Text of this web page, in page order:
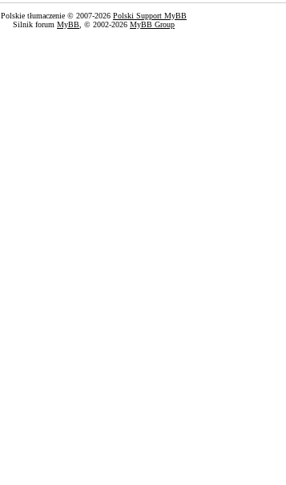
Polskie tłumaczenie © 2007-2026 Polski Support MyBB
Silnik forum MyBB , © 2002-2026 MyBB Group